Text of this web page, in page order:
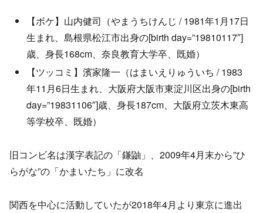
【ボケ】山内健司（やまうちけんじ / 1981年1月17日
生まれ、島根県松江市出身の[birth day=”19810117″]
歳、身長168cm、奈良教育大学卒、既婚）
【ツッコミ】濱家隆一（はまいえりゅういち / 1983
年11月6日生まれ、大阪府大阪市東淀川区出身の[birth
day=”19831106″]歳、身長187cm、大阪府立茨木東高
等学校卒、既婚）
旧コンビ名は漢字表記の「鎌鼬」、2009年4月末から”ひ
らがな”の「かまいたち」に改名
関西を中心に活動していたが2018年4月より東京に進出